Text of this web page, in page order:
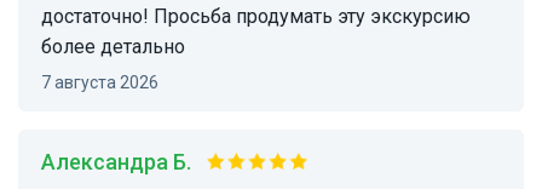
достаточно! Просьба продумать эту экскурсию
более детально
7 августа 2026
Александра Б.